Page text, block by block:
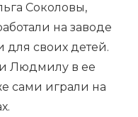
Соколовы,
на заводе
своих детей.
Людмилу в ее
сами играли на